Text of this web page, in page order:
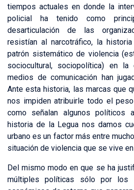
tiempos actuales en donde la
policial ha tenido como
desarticulación de las
resistían al narcotráfico, la
patrón sistemático de violencia
sociocultural, sociopolítica) en
medios de comunicación han
Ante esta historia, las marcas que
nos impiden atribuirle todo el
como señalan algunos políticos
historia de la Legua nos damos
urbano es un factor más entre
situación de violencia que se vive
Del mismo modo en que se ha
múltiples políticas sólo por los